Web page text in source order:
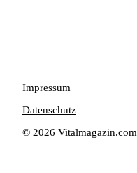
© 2026 Vitalmagazin.com
Impressum
Datenschutz